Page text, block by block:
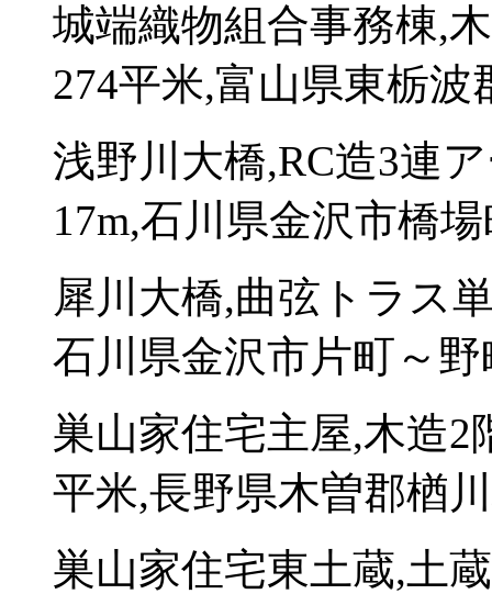
城端織物組合事務棟,
274平米,富山県東栃波
浅野川大橋,RC造3連
17m,石川県金沢市橋
犀川大橋,曲弦トラス
石川県金沢市片町～
巣山家住宅主屋,木造2
平米,長野県木曽郡楢
巣山家住宅東土蔵,土